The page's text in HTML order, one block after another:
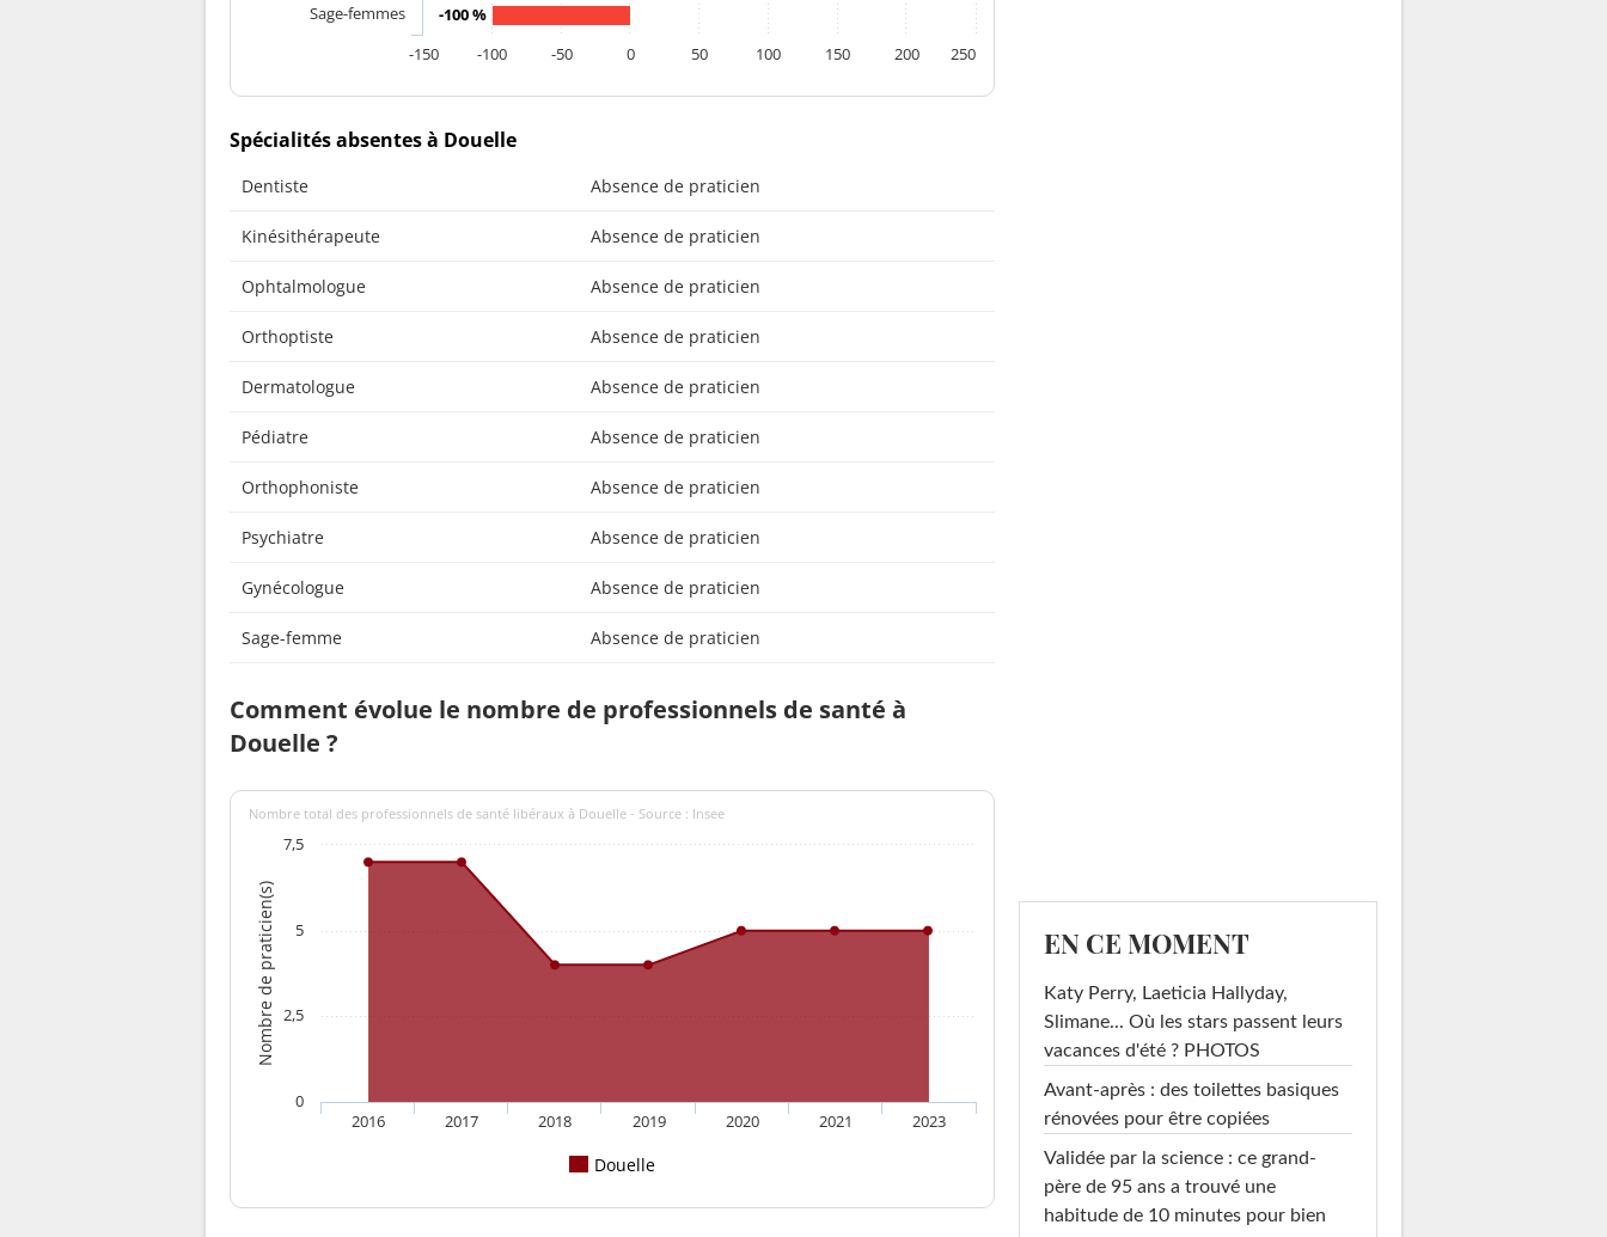
-100 %
Sage-femmes
-150
-100 -50 0 50 100 150 200 250
Spécialités absentes à Douelle
Dentiste Absence de praticien
Kinésithérapeute Absence de praticien
Ophtalmologue Absence de praticien
Orthoptiste Absence de praticien
Dermatologue Absence de praticien
Pédiatre Absence de praticien
Orthophoniste Absence de praticien
Psychiatre Absence de praticien
Gynécologue Absence de praticien
Sage-femme Absence de praticien
Comment évolue le nombre de professionnels de santé à
Douelle ?
Nombre de praticien(s)
Nombre total des professionnels de santé libéraux à Douelle - Source : Insee
Douelle
2016 2017 2018 2019 2020 2021 2023
0
2,5
5
7,5
EN CE MOMENT
Katy Perry, Laeticia Hallyday,
Slimane... Où les stars passent leurs
vacances d'été ? PHOTOS
Avant-après : des toilettes basiques
rénovées pour être copiées
Validée par la science : ce grand-
père de 95 ans a trouvé une
habitude de 10 minutes pour bien